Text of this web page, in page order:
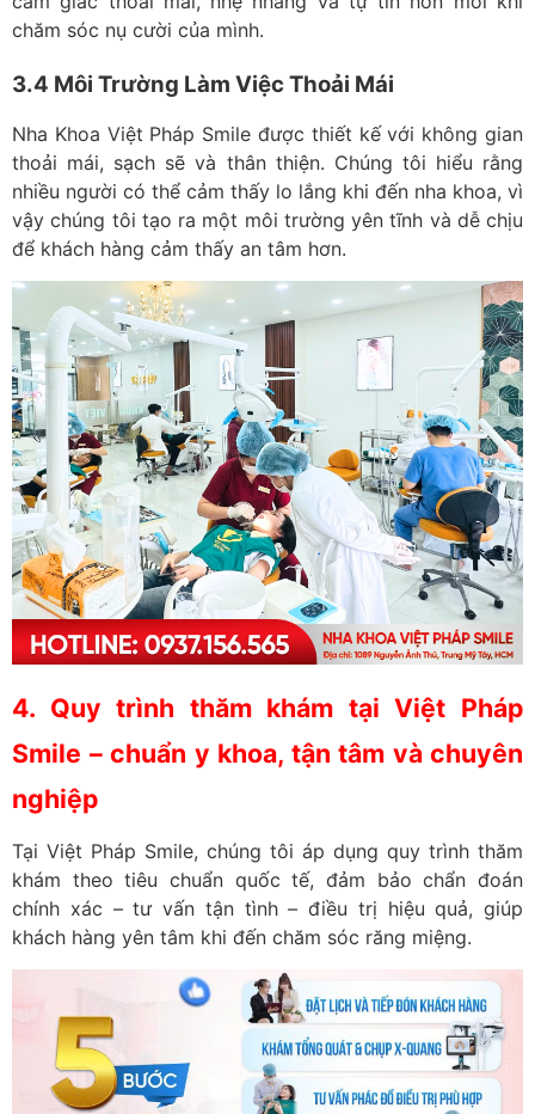
chăm sóc nụ cười của mình.
3.4 Môi Trường Làm Việc Thoải Mái
Nha Khoa Việt Pháp Smile được thiết kế với không gian
thoải mái, sạch sẽ và thân thiện. Chúng tôi hiểu rằng
nhiều người có thể cảm thấy lo lắng khi đến nha khoa, vì
vậy chúng tôi tạo ra một môi trường yên tĩnh và dễ chịu
để khách hàng cảm thấy an tâm hơn.
4. Quy trình thăm khám tại Việt Pháp
Smile – chuẩn y khoa, tận tâm và chuyên
nghiệp
Tại Việt Pháp Smile, chúng tôi áp dụng quy trình thăm
khám theo tiêu chuẩn quốc tế, đảm bảo chẩn đoán
chính xác – tư vấn tận tình – điều trị hiệu quả, giúp
khách hàng yên tâm khi đến chăm sóc răng miệng.